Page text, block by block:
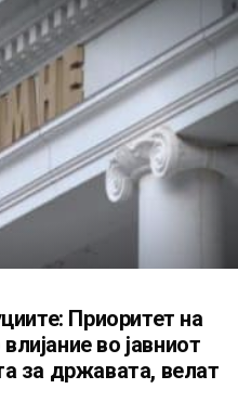
Приоритет на
во јавниот
за државата, велат